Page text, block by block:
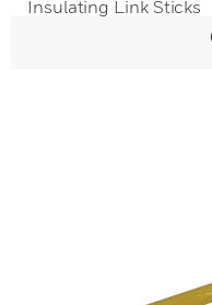
Insulating Link Sticks